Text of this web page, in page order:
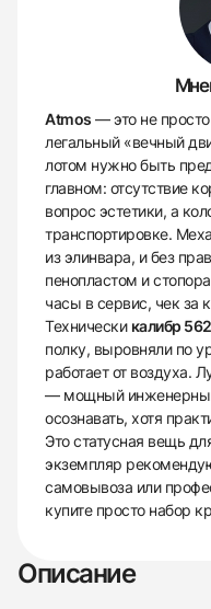
Atmos — это не
легальный «вечный
лотом нужно быть
главном: отсутствие
вопрос эстетики, а
транспортировке.
из элинвара, и без
пенопластом и
часы в сервис, чек за
Технически калибр 562
полку, выровняли по
работает от воздуха.
— мощный инженерный
осознавать, хотя
Это статусная вещь
экземпляр
самовывоза или
купите просто набор
Описание